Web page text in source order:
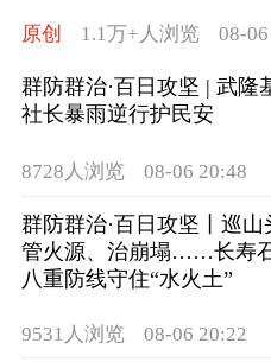
原创 1.1万+人浏览 08-
群防群治·百日攻坚 | 武隆
社长暴雨逆行护民安
8728人浏览 08-06 20:48
群防群治·百日攻坚丨巡山
管火源、治崩塌……长寿
八重防线守住“水火土”
9531人浏览 08-06 20:22